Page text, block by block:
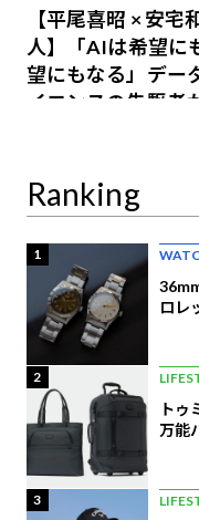
【平尾喜昭 × 安宅
人】「AIは希望に
望にもなる」デー
イエンスの先駆者
Ranking
1
ロレ
2
トゥ
万能
3